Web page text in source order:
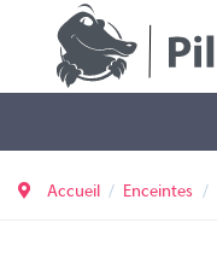
Accueil Enceintes